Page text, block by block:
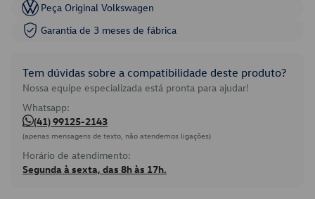
Peça Original Volkswagen
Garantia de 3 meses de fábrica
Tem dúvidas sobre a compatibilidade deste produto?
Nossa equipe especializada está pronta para ajudar!
Whatsapp:
(41) 99125-2143
(apenas mensagens de texto, não atendemos ligações)
Horário de atendimento:
Segunda à sexta, das 8h às 17h.